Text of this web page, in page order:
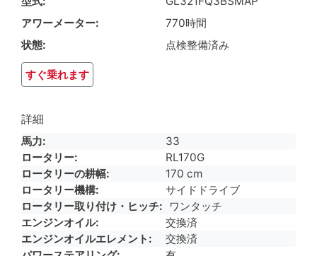
アワーメーター
770時間
状態
点検整備済み
すぐ乗れます
詳細
馬力
33
ロータリー
RL170G
ロータリーの耕幅
170 cm
ロータリー機構
サイドドライブ
ロータリー取り付け・ヒッチ
ワンタッチ
エンジンオイル
交換済
エンジンオイルエレメント
交換済